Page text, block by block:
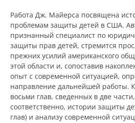
Работа Дж. Майерса посвящена
проблемам защиты детей в США.
признанный специалист по
защиты прав детей, стремится
прежних усилий американского
этой области и, сопоставив
опыт с современной ситуацией,
направление дальнейшей работы.
восьми глав, сведенных в две
соответственно, истории защиты
глав) и анализу современной